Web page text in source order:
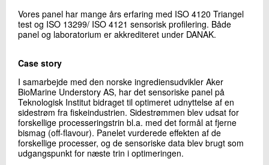
Vores panel har mange års erfaring med ISO 4120 Triangel
test og ISO 13299/ ISO 4121 sensorisk profilering. Både
panel og laboratorium er akkrediteret under DANAK.
Case story
I samarbejde med den norske ingrediensudvikler Aker
BioMarine Understory AS, har det sensoriske panel på
Teknologisk Institut bidraget til optimeret udnyttelse af en
sidestrøm fra fiskeindustrien. Sidestrømmen blev udsat for
forskellige processeringstrin bl.a. med det formål at fjerne
bismag (off-flavour). Panelet vurderede effekten af de
forskellige processer, og de sensoriske data blev brugt som
udgangspunkt for næste trin i optimeringen.